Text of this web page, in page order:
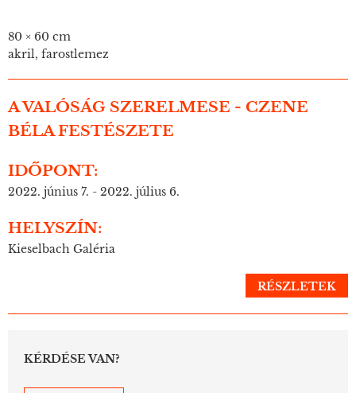
80 × 60 cm
akril, farostlemez
A VALÓSÁG SZERELMESE - CZENE
BÉLA FESTÉSZETE
IDŐPONT:
2022. június 7. - 2022. július 6.
HELYSZÍN:
Kieselbach Galéria
RÉSZLETEK
KÉRDÉSE VAN?